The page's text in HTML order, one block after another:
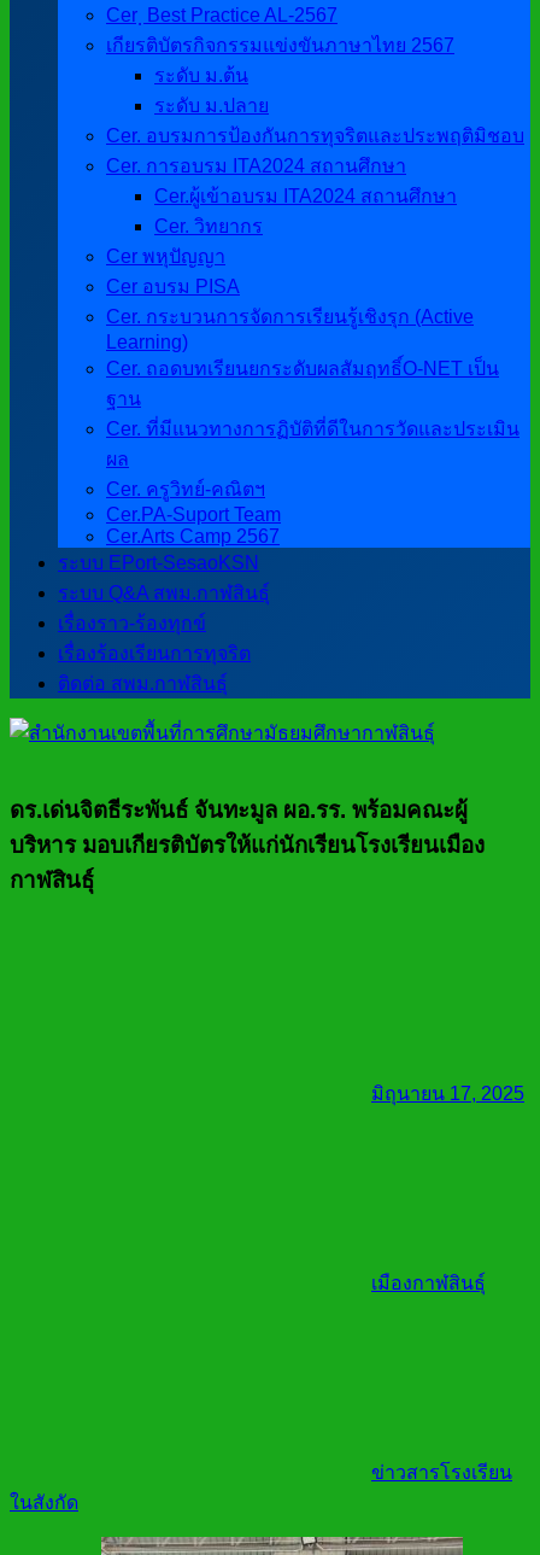
Cer ฺ Best Practice AL-2567
เกียรติบัตรกิจกรรมแข่งขันภาษาไทย 2567
ระดับ ม.ต้น
ระดับ ม.ปลาย
Cer. อบรมการป้องกันการทุจริตและประพฤติมิชอบ
Cer. การอบรม ITA2024 สถานศึกษา
Cer.ผู้เข้าอบรม ITA2024 สถานศึกษา
Cer. วิทยากร
Cer พหุปัญญา
Cer อบรม PISA
Cer. กระบวนการจัดการเรียนรู้เชิงรุก (Active
Learning)
Cer. ถอดบทเรียนยกระดับผลสัมฤทธิ์O-NET เป็น
ฐาน
Cer. ที่มีแนวทางการฏิบัติที่ดีในการวัดและประเมิน
ผล
Cer. ครูวิทย์-คณิตฯ
Cer.PA-Suport Team
Cer.Arts Camp 2567
ระบบ EPort-SesaoKSN
ระบบ Q&A สพม.กาฬสินธุ์
เรื่องราว-ร้องทุกข์
เรื่องร้องเรียนการทุจริต
ติดต่อ สพม.กาฬสินธุ์
ดร.เด่นจิตธีระพันธ์ จันทะมูล ผอ.รร. พร้อมคณะผู้
บริหาร มอบเกียรติบัตรให้แก่นักเรียนโรงเรียนเมือง
กาฬสินธุ์
มิถุนายน 17, 2025
เมืองกาฬสินธุ์
ข่าวสารโรงเรียน
ในสังกัด